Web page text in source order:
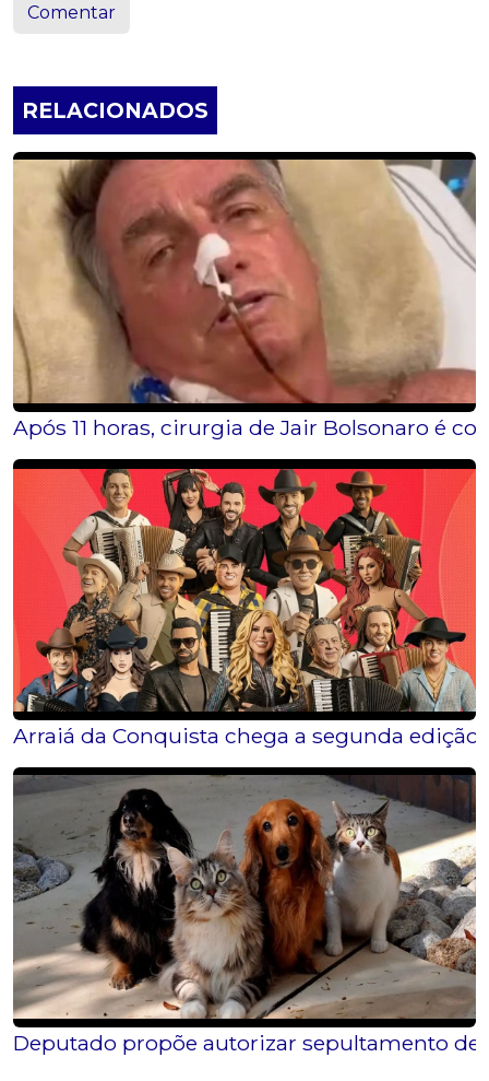
Comentar
RELACIONADOS
Após 11 horas, cirurgia de Jair Bolsonaro é
Arraiá da Conquista chega a segunda
Deputado propõe autorizar sepultamento